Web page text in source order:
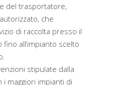
del trasportatore,
che
di raccolta presso il
all’impianto scelto
stipulate dalla
maggiori impianti di